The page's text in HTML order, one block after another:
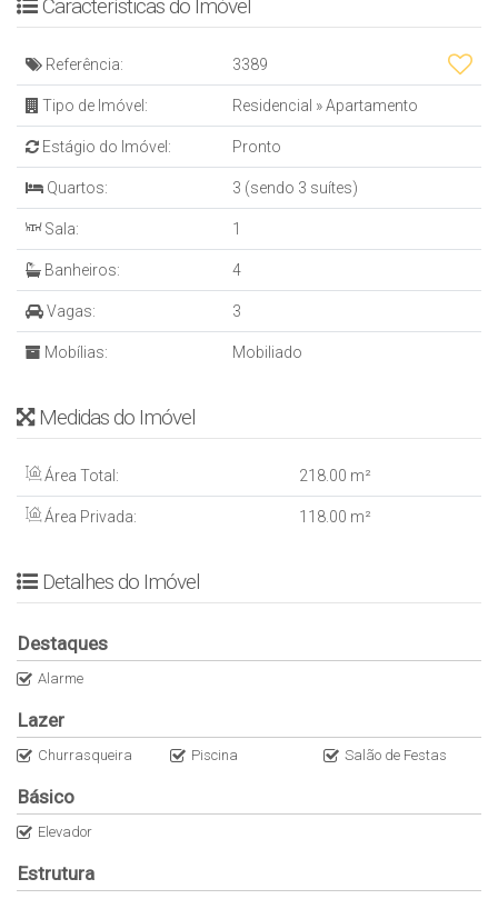
Aquecimento á Gás
Alarme
Elevador
Espaço gourmet
Estar Social
Internet
Piscina adulta
Salão de festas
Piscina térmica
Interfone
Hall de entrada decorado e mobiliado
Entrada p/ banhistas e box de praia
Rooftop
R$ 710,00
Área total (m²)
118m²
Características do Imóvel
Referência: 3389
Tipo de Imóvel: Residencial »Apartamento
Estágio do Imóvel: Pronto
Quartos: 3 (sendo 3 suítes)
Sala: 1
Banheiros: 4
Vagas: 3
Mobílias: Mobiliado
Medidas do Imóvel
Área Total: 218 .00 m²
Área Privada: 118 .00 m²
Detalhes do Imóvel
Destaques
Alarme
Lazer
Churrasqueira Piscina Salão de Festas
Básico
Elevador
Estrutura